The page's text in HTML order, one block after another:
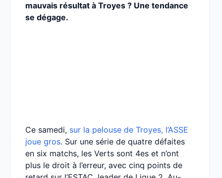
mauvais résultat à Troyes ? Une tendance
se dégage.
Ce samedi, sur la pelouse de Troyes, l’ASSE
joue gros. Sur une série de quatre défaites
en six matchs, les Verts sont 4es et n’ont
plus le droit à l’erreur, avec cinq points de